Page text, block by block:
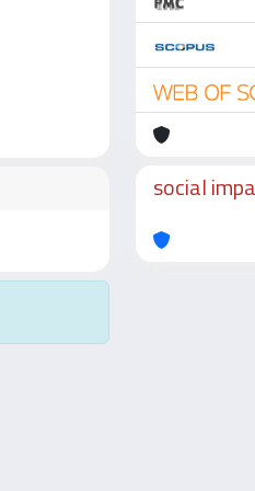
social